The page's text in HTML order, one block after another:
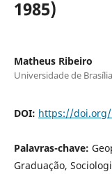
1985)
Matheus Ribeiro
Universidade de Brasília
DOI: https://doi.org/
Palavras-chave:
Graduação,